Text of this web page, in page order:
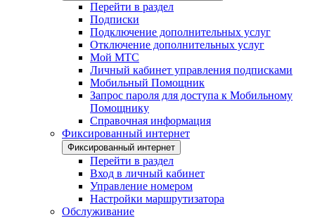
Перейти в раздел
Подписки
Подключение дополнительных услуг
Отключение дополнительных услуг
Мой МТС
Личный кабинет управления подписками
Мобильный Помощник
Запрос пароля для доступа к Мобильному
Помощнику
Справочная информация
Фиксированный интернет
Фиксированный интернет
Перейти в раздел
Вход в личный кабинет
Управление номером
Настройки маршрутизатора
Обслуживание